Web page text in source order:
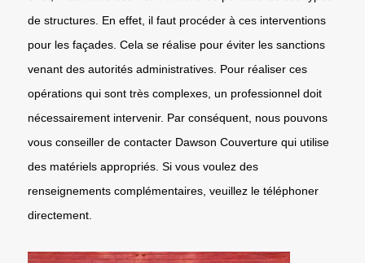
de structures. En effet, il faut procéder à ces interventions
pour les façades. Cela se réalise pour éviter les sanctions
venant des autorités administratives. Pour réaliser ces
opérations qui sont très complexes, un professionnel doit
nécessairement intervenir. Par conséquent, nous pouvons
vous conseiller de contacter Dawson Couverture qui utilise
des matériels appropriés. Si vous voulez des
renseignements complémentaires, veuillez le téléphoner
directement.